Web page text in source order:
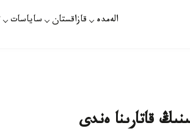
الەمدە قازاقستان ساياسات